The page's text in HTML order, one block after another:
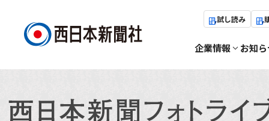
試し読み
企業情報 お知